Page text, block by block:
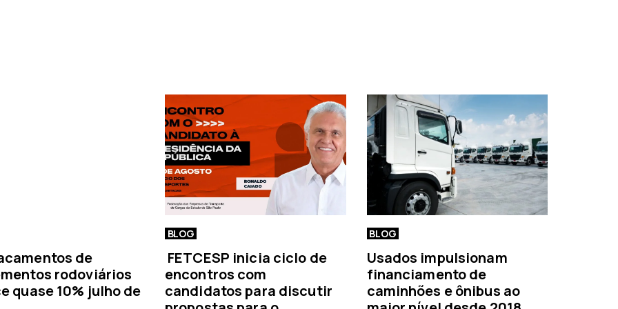
c
i
a
de
rodoviários
quase 10% julho de
BLOG
FETCESP inicia ciclo de
encontros com
candidatos para discutir
BLOG
Usados impulsionam
financiamento de
caminhões e ônibus ao